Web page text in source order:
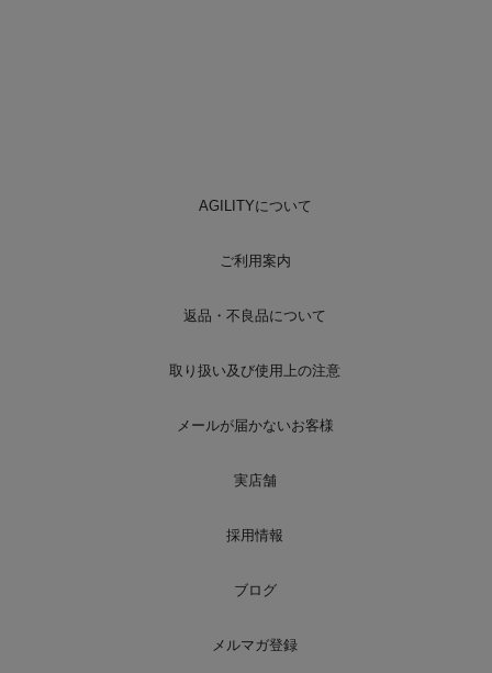
AGILITYについて
ご利用案内
返品・不良品について
取り扱い及び使用上の注意
メールが届かないお客様
実店舗
採用情報
ブログ
メルマガ登録